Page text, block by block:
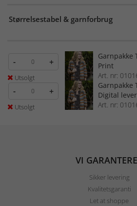
Størrelsestabel & garnforbrug
- +
Utsolgt
Garnpakke
Print
Art. nr:
- +
Utsolgt
Garnpakke
Digital
Art. nr:
VI
Sikker levering
Kvalitetsgaranti
Let at shoppe